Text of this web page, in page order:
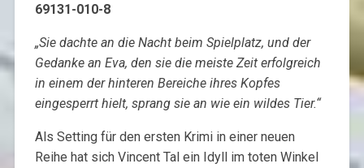
69131-010-8
„Sie dachte an die Nacht beim Spielplatz, und der
Gedanke an Eva, den sie die meiste Zeit erfolgreich
in einem der hinteren Bereiche ihres Kopfes
eingesperrt hielt, sprang sie an wie ein wildes Tier.“
Als Setting für den ersten Krimi in einer neuen
Reihe hat sich Vincent Tal ein Idyll im toten Winkel